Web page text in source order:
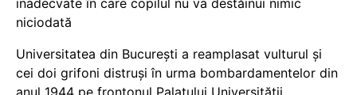
inadecvate în care copilul nu va destăinui nimic
niciodată
Universitatea din București a reamplasat vulturul și
cei doi grifoni distruși în urma bombardamentelor din
anul 1944 pe frontonul Palatului Universității